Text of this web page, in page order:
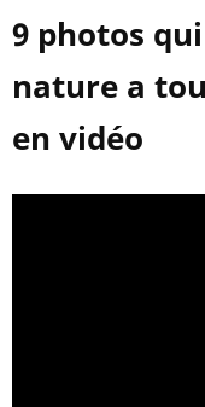
9 photos
nature a
en vidéo